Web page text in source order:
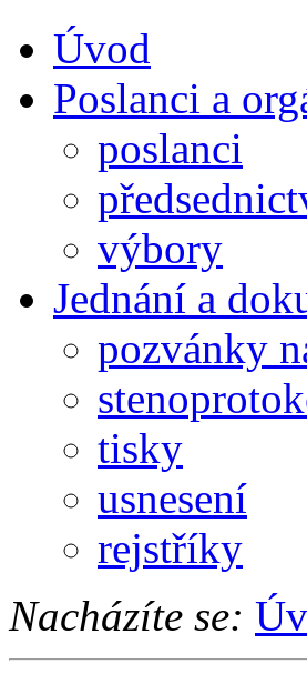
Úvod
Poslanci a
poslanci
výbory
Jednání a
pozvánky
tisky
usnesení
rejstříky
Nacházíte se: